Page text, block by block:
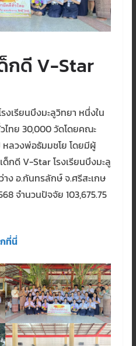
กดี V-Star
เรียนบึงมะลูวิทยา หนึ่งใน
ทย 30,000 วัดโดยคณะ
ลวงพ่อธัมมชโย โดยมีผู้
กดี V-Star โรงเรียนบึงมะลู
ง อ.กันทรลักษ์ จ.ศรีสะเกษ
จำนวนปัจจัย 103,675.75
ที่นี่